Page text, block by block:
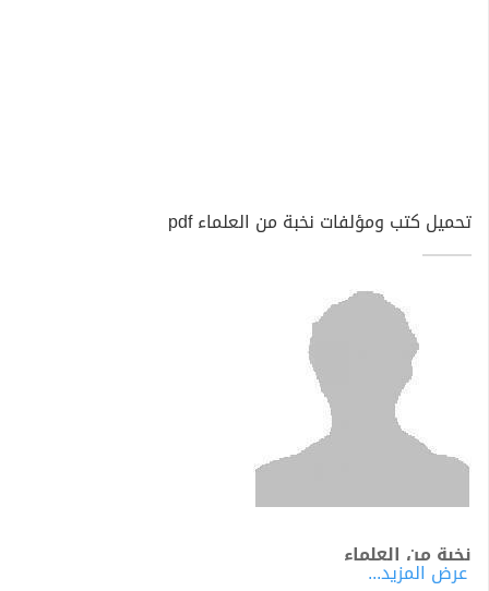
تحميل كتب ومؤلفات نخبة من العلماء pdf
نخبة من العلماء
عرض المزيد...